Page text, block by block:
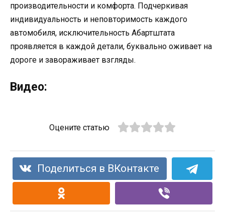
производительности и комфорта. Подчеркивая
индивидуальность и неповторимость каждого
автомобиля, исключительность Абартштата
проявляется в каждой детали, буквально оживает на
дороге и завораживает взгляды.
Видео:
Оцените статью
Поделиться в ВКонтакте